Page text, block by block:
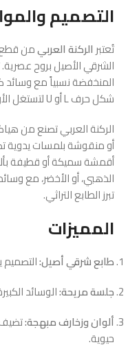
التصميم
تُعتبرالركنة العربيمن قطع
الشرقي الأصيل بروح
المنخفضة نسبياً مع وسائد
شكل حرف L أو U لتستغل الأركان وتوفر جلسة عائلية مريحة.
الركنة العربي تصنع من
أو منقوشة بلمسات يدوية
أقمشة سميكة أو قطيفة
الذهبي، أو الأخضر، مع
تبرز الطابع التراثي.
المميزات
طابع شرقي أصيل:
جلسة مريحة:الوسائد
ألوان وزخارف مبهجة:
حيوية.